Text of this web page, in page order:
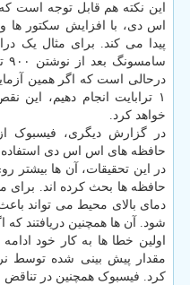
این نکته هم قابل توجه است
اس دی، با افزایش سکتور ها
درحالی است که اگر همین
۱ ترابایت انجام دهیم،
خواهد کرد.
در گزارش دیگری، فیسبوک
حافظه های اس اس دی استفاده
در این تحقیقات، آن ها
حافظه ها بحث کرده اند. برای
دمای بالای محیط می تواند
شود. آن ها همچنین دریافتند که
اولین خطا ها به کار خود ادامه
مقدار پیش بینی شده توسط
کرد. فیسبوک همچنین در